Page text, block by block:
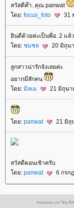
สวัสดีค๊า..คุณ panwat
ดย: focus_foto 31
นดีด้วยค่ะเป็นพี่อ. 2 แล้
ดย: ชมชล 20 มิถุน
ลูกสาวน่ารักจังเลยค่ะ
อยากมีสักคน
ดย: มิลเม 21 มิถุนา
ดย: panwat 21 มิถุ
สวัสดีตอนเช้าครับ
ดย: panwat 6 กรก
BlogGang.com ใช้คุกกี้